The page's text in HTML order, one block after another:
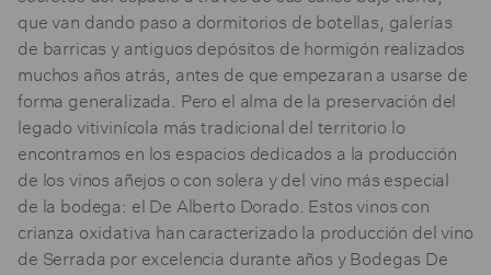
que van dando paso a dormitorios de botellas, galerías
de barricas y antiguos depósitos de hormigón realizados
muchos años atrás, antes de que empezaran a usarse de
forma generalizada. Pero el alma de la preservación del
legado vitivinícola más tradicional del territorio lo
encontramos en los espacios dedicados a la producción
de los vinos añejos o con solera y del vino más especial
de la bodega: el De Alberto Dorado. Estos vinos con
crianza oxidativa han caracterizado la producción del vino
de Serrada por excelencia durante años y Bodegas De